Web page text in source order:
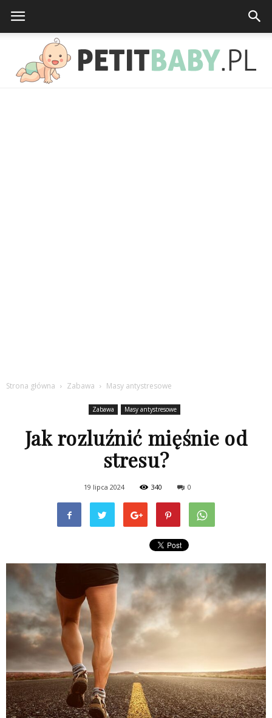
Strona główna Zabawa Masy antystresowe
Zabawa Masy antystresowe
Jak rozluźnić mięśnie od
stresu?
19 lipca 2024 340 0